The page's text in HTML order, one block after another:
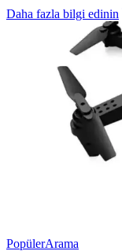
Daha fazla bilgi edinin
PopülerArama